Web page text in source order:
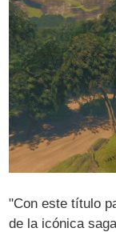
"Con este título
de la icónica